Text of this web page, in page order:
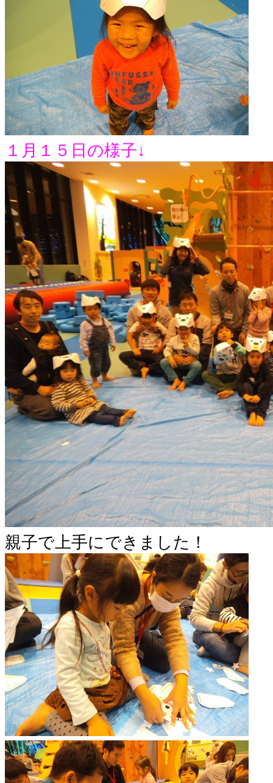
１月１５日の様子↓
親子で上手にできました！